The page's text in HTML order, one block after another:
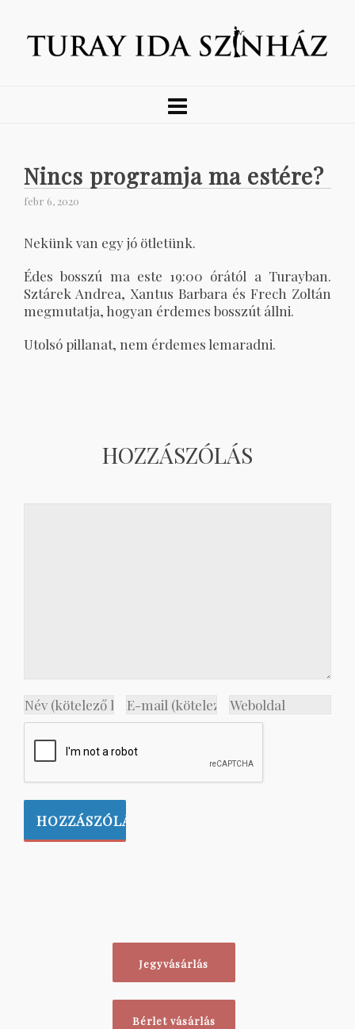
Nincs programja ma estére?
febr 6, 2020
Nekünk van egy jó ötletünk.
Édes bosszú ma este 19:00 órától a Turayban.
Sztárek Andrea, Xantus Barbara és Frech Zoltán
megmutatja, hogyan érdemes bosszút állni.
Utolsó pillanat, nem érdemes lemaradni.
HOZZÁSZÓLÁS
Jegyvásárlás
Bérlet vásárlás